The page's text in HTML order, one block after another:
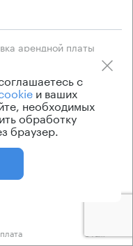
арендной платы
расходы
в ставку
с
и ваших
необходимых
обработку
браузер.